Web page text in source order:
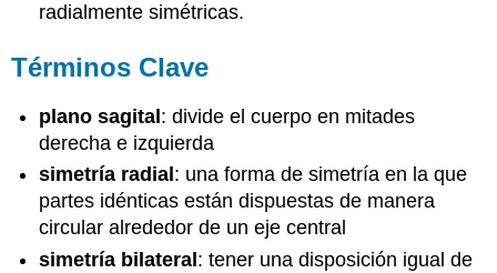
radialmente simétricas.
Términos Clave
plano sagital: divide el cuerpo en mitades
derecha e izquierda
simetría radial : una forma de simetría en la que
partes idénticas están dispuestas de manera
circular alrededor de un eje central
simetría bilateral: tener una disposición igual de